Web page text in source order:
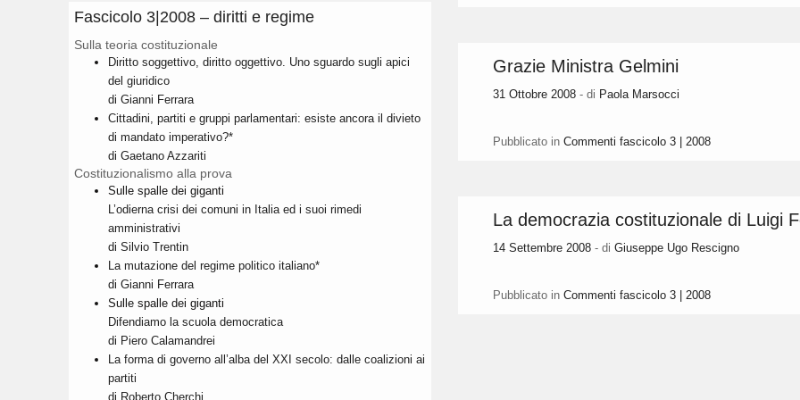
Grazie Ministra Gelmini
31 Ottobre 2008 - di Paola Marsocci
Pubblicato in Commenti fascicolo 3 | 2008
La democrazia costituzionale di Luigi
14 Settembre 2008 - di Giuseppe Ugo Rescigno
Pubblicato in Commenti fascicolo 3 | 2008
Fascicolo 3|2008 – diritti e regime
Sulla teoria costituzionale
Diritto soggettivo, diritto oggettivo. Uno sguardo sugli apici
del giuridico
di Gianni Ferrara
Cittadini, partiti e gruppi parlamentari: esiste ancora il divieto
di mandato imperativo?*
di Gaetano Azzariti
Costituzionalismo alla prova
Sulle spalle dei giganti
L’odierna crisi dei comuni in Italia ed i suoi rimedi
amministrativi
di Silvio Trentin
La mutazione del regime politico italiano*
di Gianni Ferrara
Sulle spalle dei giganti
Difendiamo la scuola democratica
di Piero Calamandrei
La forma di governo all’alba del XXI secolo: dalle coalizioni ai
partiti
di Roberto Cherchi